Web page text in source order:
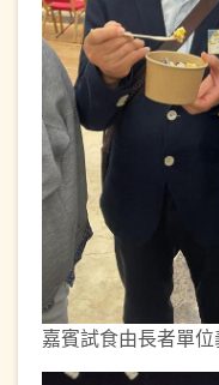
嘉賓試食由長者單